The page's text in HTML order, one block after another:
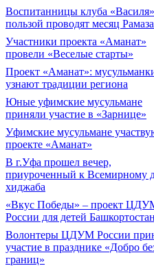
Воспитанницы клуба
пользой проводят месяц
Участники проекта «Аманат»
провели «Веселые старты»
Проект «Аманат»:
узнают традиции региона
Юные уфимские мусульмане
приняли участие в «Зарнице»
Уфимские мусульмане
проекте «Аманат»
В г.Уфа прошел вечер,
приуроченный к Всемирному
хиджаба
«Вкус Победы» – проект
России для детей
Волонтеры ЦДУМ России
участие в празднике «Добро
границ»